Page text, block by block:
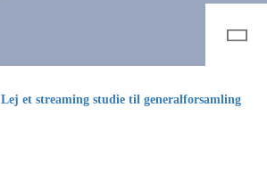
Lej et streaming studie til generalforsamling